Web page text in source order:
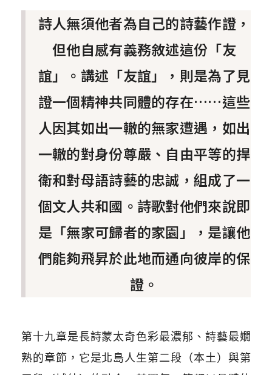
詩人無須他者為自己的詩藝作證，
但他自感有義務敘述這份「友
誼」。講述「友誼」，則是為了見
證一個精神共同體的存在……這些
人因其如出一轍的無家遭遇，如出
一轍的對身份尊嚴、自由平等的捍
衛和對母語詩藝的忠誠，組成了一
個文人共和國。詩歌對他們來說即
是「無家可歸者的家園」，是讓他
們能夠飛昇於此地而通向彼岸的保
證。
第十九章是長詩蒙太奇色彩最濃郁、詩藝最嫺
熟的章節，它是北島人生第二段（本土）與第